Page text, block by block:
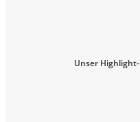
Unser